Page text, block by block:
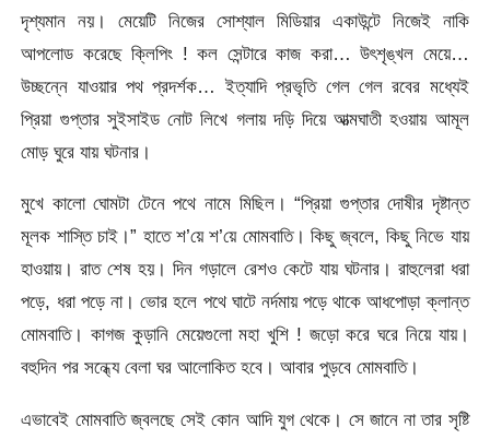
দৃশ্যমান নয়। মেয়েটি নিজের সোশ্যাল মিডিয়ার একাউন্টে নিজেই নাকি
আপলোড করেছে ক্লিপিং ! কল সেন্টারে কাজ করা… উৎশৃঙ্খল মেয়ে…
উচ্ছন্নে যাওয়ার পথ প্রদর্শক… ইত্যাদি প্রভৃতি গেল গেল রবের মধ্যেই
প্রিয়া গুপ্তার সুইসাইড নোট লিখে গলায় দড়ি দিয়ে আত্মঘাতী হওয়ায় আমূল
মোড় ঘুরে যায় ঘটনার।
মুখে কালো ঘোমটা টেনে পথে নামে মিছিল। “প্রিয়া গুপ্তার দোষীর দৃষ্টান্ত
মূলক শাস্তি চাই।” হাতে শ’য়ে শ’য়ে মোমবাতি। কিছু জ্বলে, কিছু নিভে যায়
হাওয়ায়। রাত শেষ হয়। দিন গড়ালে রেশও কেটে যায় ঘটনার। রাহুলেরা ধরা
পড়ে, ধরা পড়ে না। ভোর হলে পথে ঘাটে নর্দমায় পড়ে থাকে আধপোড়া ক্লান্ত
মোমবাতি। কাগজ কুড়ানি মেয়েগুলো মহা খুশি ! জড়ো করে ঘরে নিয়ে যায়।
বহুদিন পর সন্ধ্যে বেলা ঘর আলোকিত হবে। আবার পুড়বে মোমবাতি।
এভাবেই মোমবাতি জ্বলছে সেই কোন আদি যুগ থেকে। সে জানে না তার সৃষ্টি